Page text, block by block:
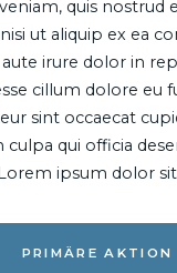
quis nostrud
ut aliquip ex ea
aute irure dolor in
cillum dolore eu
sint occaecat
culpa qui officia
ipsum dolor
PRIMÄRE AKTION